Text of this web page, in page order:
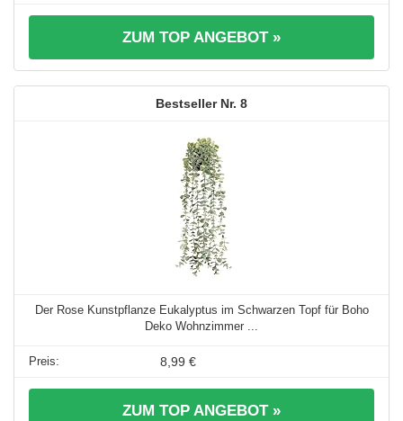
ZUM TOP ANGEBOT »
8
Der Rose Kunstpflanze Eukalyptus im Schwarzen Topf für Boho
Deko Wohnzimmer ...
8,99 €
ZUM TOP ANGEBOT »